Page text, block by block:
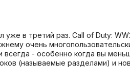
в третий раз. Call of Duty:
очень
- особенно когда вы
(называемые разделами) и